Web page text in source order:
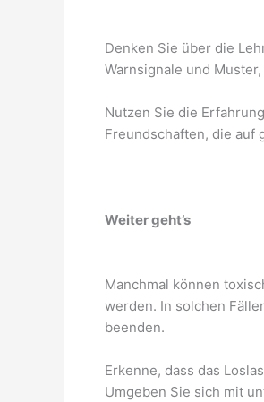
Denken Sie über die
Warnsignale und
Nutzen Sie die
Freundschaften, die auf
Weiter geht’s
Manchmal können
werden. In solchen
beenden.
Erkenne, dass das
Umgeben Sie sich mit